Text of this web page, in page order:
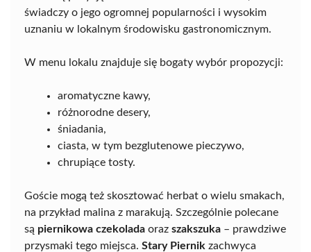
świadczy o jego ogromnej popularności i wysokim
uznaniu w lokalnym środowisku gastronomicznym.
W menu lokalu znajduje się bogaty wybór propozycji:
aromatyczne kawy,
różnorodne desery,
śniadania,
ciasta, w tym bezglutenowe pieczywo,
chrupiące tosty.
Goście mogą też skosztować herbat o wielu smakach,
na przykład malina z marakują. Szczególnie polecane
są piernikowa czekolada oraz szakszuka – prawdziwe
przysmaki tego miejsca. Stary Piernik zachwyca